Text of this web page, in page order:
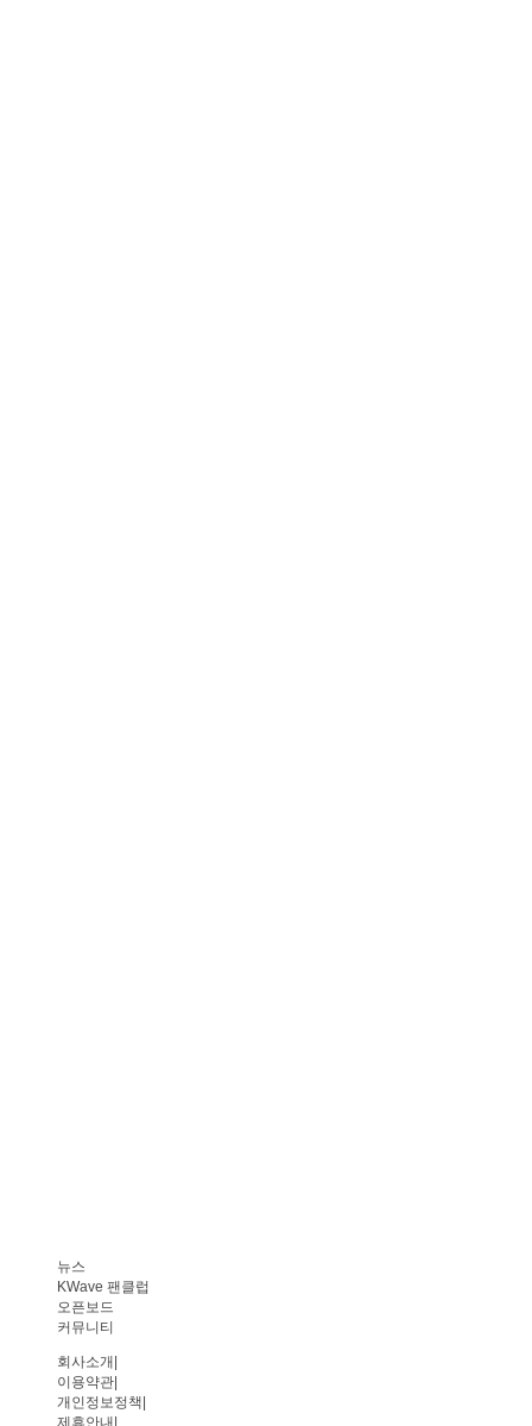
뉴스
KWave 팬클럽
오픈보드
커뮤니티
회사소개
이용약관
개인정보정책
제휴안내